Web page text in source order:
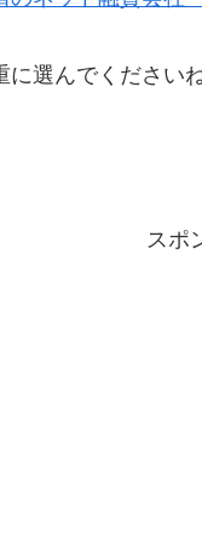
選んでくださいね
スポ